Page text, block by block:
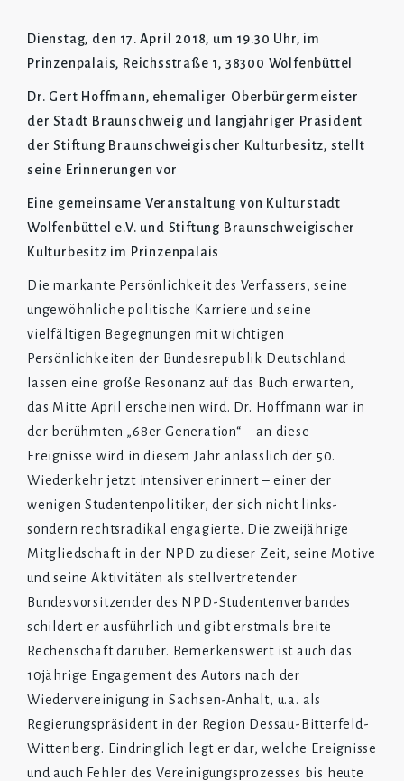
Dienstag, den 17. April 2018, um 19.30 Uhr, im
Prinzenpalais, Reichsstraße 1, 38300 Wolfenbüttel
Dr. Gert Hoffmann, ehemaliger Oberbürgermeister
der Stadt Braunschweig und langjähriger Präsident
der Stiftung Braunschweigischer Kulturbesitz, stellt
seine Erinnerungen vor
Eine gemeinsame Veranstaltung von Kulturstadt
Wolfenbüttel e.V. und Stiftung Braunschweigischer
Kulturbesitz im Prinzenpalais
Die markante Persönlichkeit des Verfassers, seine
ungewöhnliche politische Karriere und seine
vielfältigen Begegnungen mit wichtigen
Persönlichkeiten der Bundesrepublik Deutschland
lassen eine große Resonanz auf das Buch erwarten,
das Mitte April erscheinen wird. Dr. Hoffmann war in
der berühmten „68er Generation“ – an diese
Ereignisse wird in diesem Jahr anlässlich der 50.
Wiederkehr jetzt intensiver erinnert – einer der
wenigen Studentenpolitiker, der sich nicht links-
sondern rechtsradikal engagierte. Die zweijährige
Mitgliedschaft in der NPD zu dieser Zeit, seine Motive
und seine Aktivitäten als stellvertretender
Bundesvorsitzender des NPD-Studentenverbandes
schildert er ausführlich und gibt erstmals breite
Rechenschaft darüber. Bemerkenswert ist auch das
10jährige Engagement des Autors nach der
Wiedervereinigung in Sachsen-Anhalt, u.a. als
Regierungspräsident in der Region Dessau-Bitterfeld-
Wittenberg. Eindringlich legt er dar, welche Ereignisse
und auch Fehler des Vereinigungsprozesses bis heute